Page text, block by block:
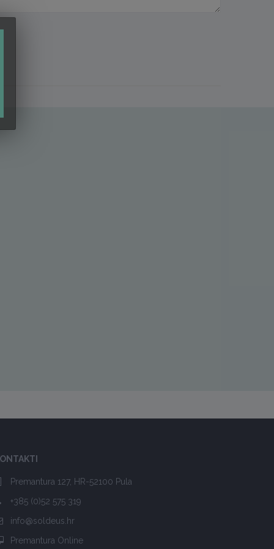
Premantura 127, HR-52100 Pula
+385 (0)52 575 319
info@soldeus.hr
Premantura Online